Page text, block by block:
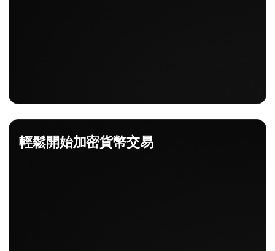
輕鬆開始加密貨幣交易